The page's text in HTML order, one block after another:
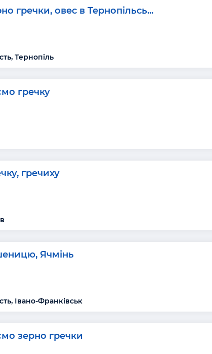
гречки, овес в Тернопільсь...
Тернопіль
гречку
гречиху
Ячмінь
Івано-Франківськ
зерно гречки